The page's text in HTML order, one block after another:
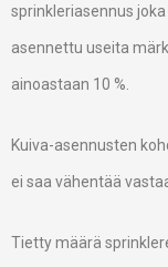
sprinkleriasennus
asennettu useita
ainoastaan 10 %.
Kuiva-asennusten
ei saa vähentää
Tietty määrä